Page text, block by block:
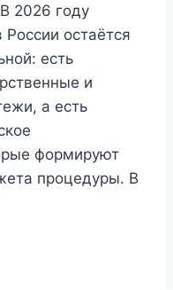
2026 году
России остаётся
есть
и
а есть
формируют
процедуры. В